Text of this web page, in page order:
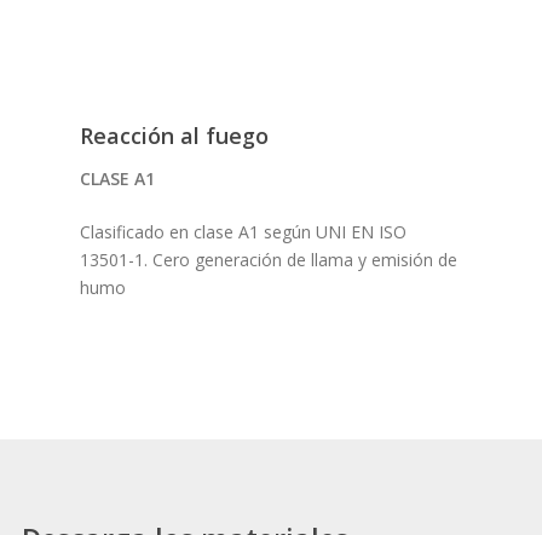
Reacción al fuego
CLASE A1
Clasificado en clase A1 según UNI EN ISO
13501-1. Cero generación de llama y emisión de
humo